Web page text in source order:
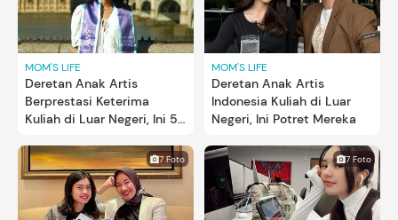
MOM'S LIFE
Deretan Anak Artis
Berprestasi Keterima
Kuliah di Luar Negeri, Ini 5
MOM'S LIFE
Deretan Anak Artis
Indonesia Kuliah di Luar
Negeri, Ini Potret Mereka
7 Foto 7 Foto